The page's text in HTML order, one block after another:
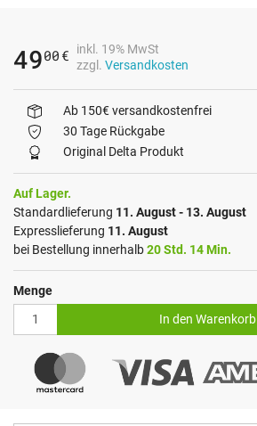
4900 €
inkl. 19% MwSt
zzgl. Versandkosten
Ab 150€ versandkostenfrei
30 Tage Rückgabe
Original Delta Produkt
Auf Lager.
Standardlieferung 11. August - 13. August
Expresslieferung 11. August
bei Bestellung innerhalb20 Std. 14 Min.
Menge
In den Warenkorb